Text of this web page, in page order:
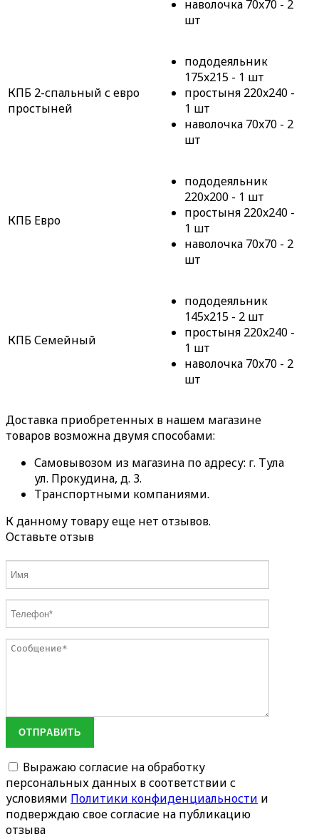
наволочка 70x70 - 2
шт
КПБ 2-спальный с евро
простыней
пододеяльник
175x215 - 1 шт
простыня 220x240 -
1 шт
наволочка 70x70 - 2
шт
КПБ Евро
пододеяльник
220x200 - 1 шт
простыня 220x240 -
1 шт
наволочка 70x70 - 2
шт
КПБ Семейный
пододеяльник
145x215 - 2 шт
простыня 220x240 -
1 шт
наволочка 70x70 - 2
шт
Доставка приобретенных в нашем магазине
товаров возможна двумя способами:
Самовывозом из магазина по адресу: г. Тула
ул. Прокудина, д. 3.
Транспортными компаниями.
К данному товару еще нет отзывов.
Оставьте отзыв
ОТПРАВИТЬ
Выражаю согласие на обработку
персональных данных в соответствии с
условиями Политики конфиденциальности и
подверждаю свое согласие на публикацию
отзыва